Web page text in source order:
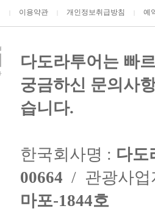
이용약관 개인정보취급방침 예
다도라투어는 빠
궁금하신 문의사
습니다.
한국회사명 : 다도
00664 / 관광사
마포-1844호